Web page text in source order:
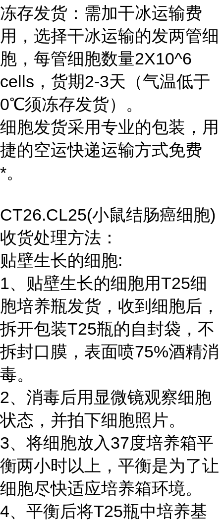
冻存发货：需加干冰运输费
用，选择干冰运输的发两管细
胞，每管细胞数量2X10^6
cells，货期2-3天（气温低于
0℃须冻存发货）。
细胞发货采用专业的包装，用
捷的空运快递运输方式免费
*。
CT26.CL25(小鼠结肠癌细胞)
收货处理方法：
贴壁生长的细胞:
1、贴壁生长的细胞用T25细
胞培养瓶发货，收到细胞后，
拆开包装T25瓶的自封袋，不
拆封口膜，表面喷75%酒精消
毒。
2、消毒后用显微镜观察细胞
状态，并拍下细胞照片。
3、将细胞放入37度培养箱平
衡两小时以上，平衡是为了让
细胞尽快适应培养箱环境。
4、平衡后将T25瓶中培养基